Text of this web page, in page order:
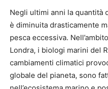
Negli ultimi anni la quantità
è diminuita drasticamente
pesca eccessiva.
Londra, i biologi marini del
cambiamenti climatici
globale del pianeta, sono